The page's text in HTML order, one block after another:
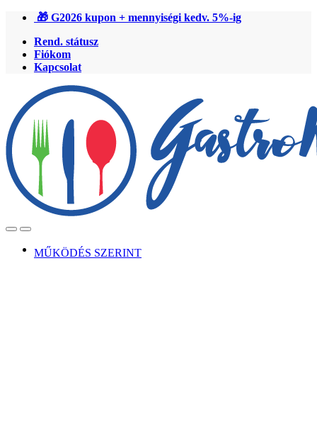
Ugrás
navigációhoz
Ugrás
tartalomra
🎁 G2026 kupon + mennyiségi kedv. 5%-ig
Rend. státusz
Fiókom
Kapcsolat
OpenClose
MŰKÖDÉS SZERINT